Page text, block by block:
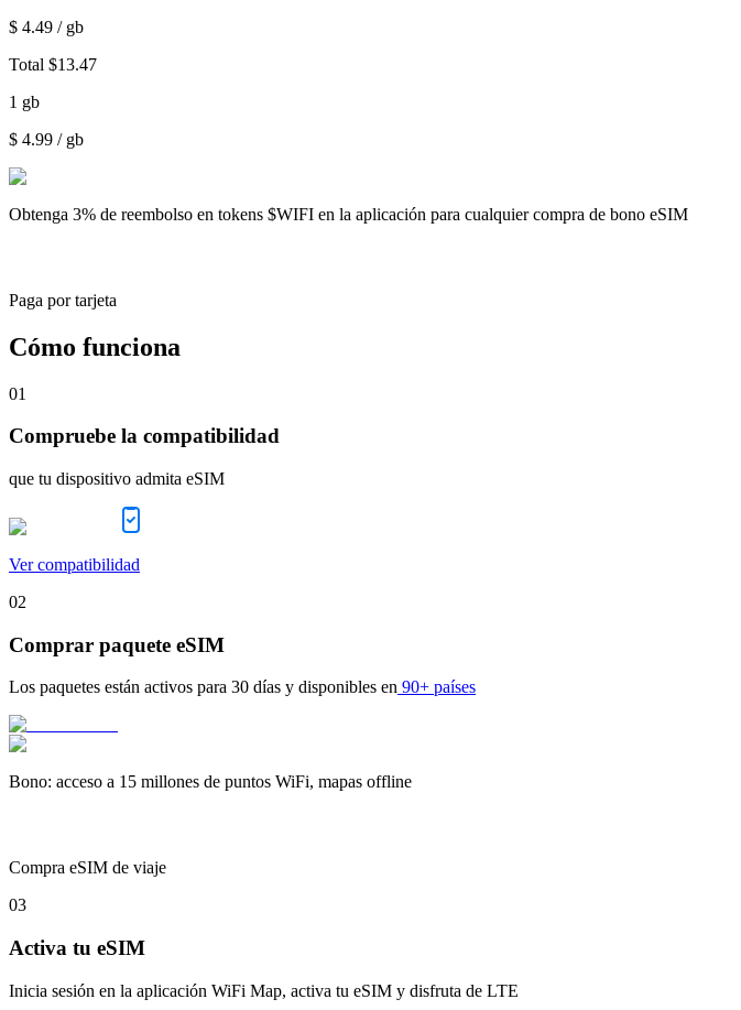
$ 4.49 / gb
Total $13.47
1 gb
$ 4.99 / gb
Obtenga 3% de reembolso en tokens $WIFI en la aplicación para cualquier compra de bono eSIM
Paga por tarjeta
Cómo funciona
01
Compruebe la compatibilidad
que tu dispositivo admita eSIM
Ver compatibilidad
02
Comprar paquete eSIM
Los paquetes están activos para 30 días y disponibles en 90+ países
Bono: acceso a 15 millones de puntos WiFi, mapas offline
Compra eSIM de viaje
03
Activa tu eSIM
Inicia sesión en la aplicación WiFi Map, activa tu eSIM y disfruta de LTE